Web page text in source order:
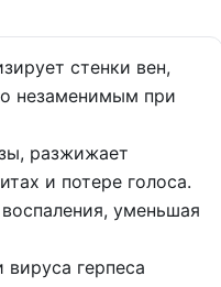
стенки вен,
незаменимым при
разжижает
и потере голоса.
уменьшая
герпеса